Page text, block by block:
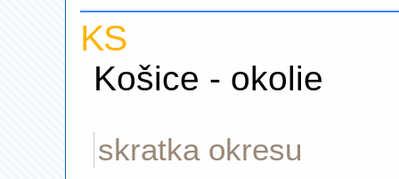
KS
Košice - okolie
skratka okresu